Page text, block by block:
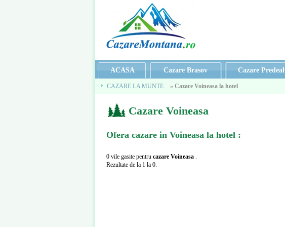
ACASA Cazare Brasov Cazare Predeal
CAZARE LA MUNTE » Cazare Voineasa la hotel
Cazare Voineasa
Cazare Voineasa
Ofera cazare in Voineasa la hotel :
0 vile gasite pentru cazare Voineasa .
Rezultate de la 1 la 0.